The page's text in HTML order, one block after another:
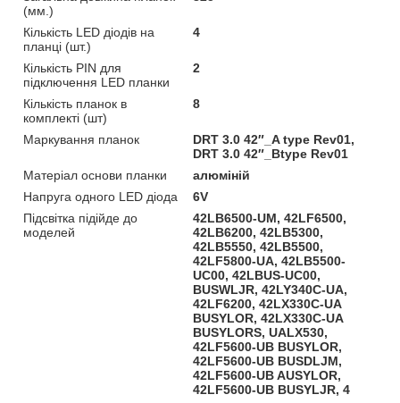
(мм.)
Кількість LED діодів на
планці (шт.)
4
Кількість PIN для
підключення LED планки
2
Кількість планок в
комплекті (шт)
8
Маркування планок
DRT 3.0 42″_A type Rev01,
DRT 3.0 42″_Btype Rev01
Матеріал основи планки
алюміній
Напруга одного LED діода
6V
Підсвітка підійде до
моделей
42LB6500-UM, 42LF6500,
42LB6200, 42LB5300,
42LB5550, 42LB5500,
42LF5800-UA, 42LB5500-
UC00, 42LBUS-UC00,
BUSWLJR, 42LY340C-UA,
42LF6200, 42LX330C-UA
BUSYLOR, 42LX330C-UA
BUSYLORS, UALX530,
42LF5600-UB BUSYLOR,
42LF5600-UB BUSDLJM,
42LF5600-UB AUSYLOR,
42LF5600-UB BUSYLJR, 4